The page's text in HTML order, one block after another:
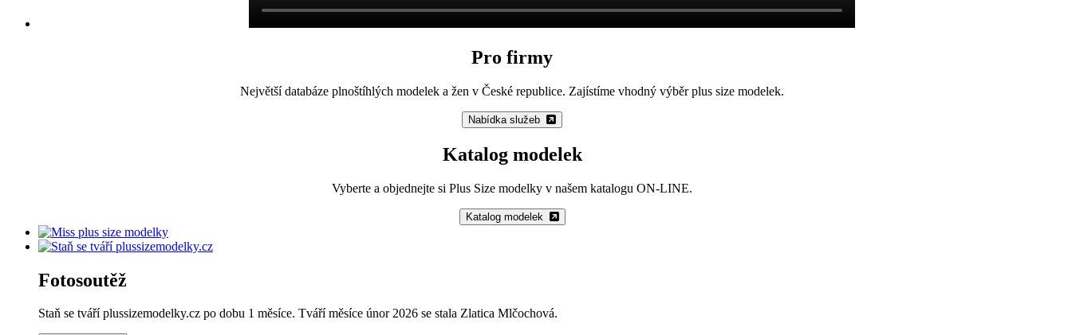
Pro firmy
Největší databáze plnoštíhlých modelek a žen v České republice. Zajístíme vhodný výběr plus size modelek.
Nabídka služeb
Katalog modelek
Vyberte a objednejte si Plus Size modelky v našem katalogu ON-LINE.
Katalog modelek
Fotosoutěž
Staň se tváří plussizemodelky.cz po dobu 1 měsíce. Tváří měsíce únor 2026 se stala Zlatica Mlčochová.